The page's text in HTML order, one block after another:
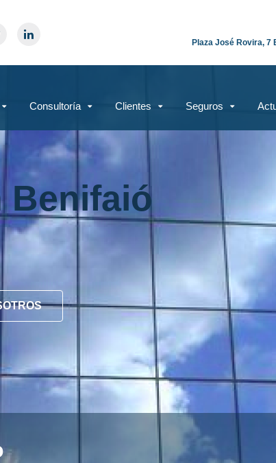
Plaza José Rovira, 7
Consultoría Clientes Seguros
Benifaió